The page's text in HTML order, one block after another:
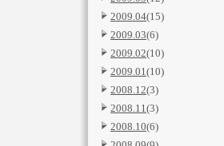
2009.04(15)
2009.03(6)
2009.02(10)
2009.01(10)
2008.12(3)
2008.11(3)
2008.10(6)